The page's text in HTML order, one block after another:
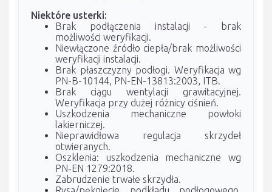
Niektóre usterki:
Brak podłączenia instalacji - brak
możliwości weryfikacji.
Niewłączone źródło ciepła/brak możliwości
weryfikacji instalacji.
Brak płaszczyzny podłogi. Weryfikacja wg
PN-B-10144, PN-EN-13813:2003, ITB.
Brak ciągu wentylacji grawitacyjnej.
Weryfikacja przy dużej różnicy ciśnień.
Uszkodzenia mechaniczne powłoki
lakierniczej.
Nieprawidłowa regulacja skrzydeł
otwieranych.
Oszklenia: uszkodzenia mechaniczne wg
PN-EN 1279:2018.
Zabrudzenie trwałe skrzydła.